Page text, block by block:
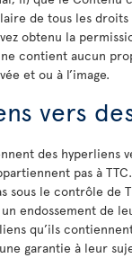
de tous les
obtenu la
contient aucun
et ou à l’image.
vers
des hyperliens
pas à
sous le contrôle de
endossement de
qu’ils
garantie à leur